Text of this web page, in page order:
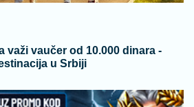
važi vaučer od 10.000 dinara -
u Srbiji